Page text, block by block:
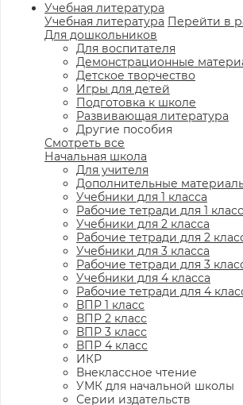
Учебная литература
Учебная литература Перейти в
Для дошкольников
Для воспитателя
Демонстрационные
Детское творчество
Игры для детей
Подготовка к школе
Развивающая литература
Другие пособия
Смотреть все
Начальная школа
Для учителя
Дополнительные
Учебники для 1 класса
Рабочие тетради для 1
Учебники для 2 класса
Рабочие тетради для 2
Учебники для 3 класса
Рабочие тетради для 3
Учебники для 4 класса
Рабочие тетради для 4
ВПР 1 класс
ВПР 2 класс
ВПР 3 класс
ВПР 4 класс
ИКР
Внеклассное чтение
УМК для начальной школы
Серии издательств